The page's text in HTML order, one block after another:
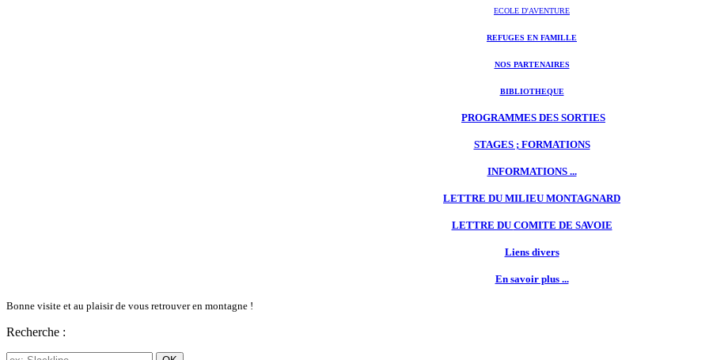
ECOLE D'AVENTURE
REFUGES EN FAMILLE
NOS PARTENAIRES
BIBLIOTHEQUE
PROGRAMMES DES SORTIES
STAGES ; FORMATIONS
INFORMATIONS ...
LETTRE DU MILIEU MONTAGNARD
LETTRE DU COMITE DE SAVOIE
Liens divers
En savoir plus ...
Bonne visite et au plaisir de vous retrouver en montagne !
Recherche :